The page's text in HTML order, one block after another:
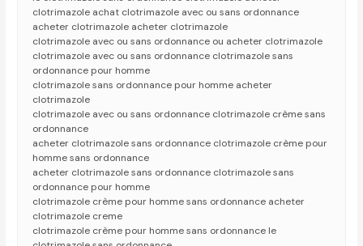
clotrimazole achat clotrimazole avec ou sans ordonnance
acheter clotrimazole acheter clotrimazole
clotrimazole avec ou sans ordonnance ou acheter clotrimazole
clotrimazole avec ou sans ordonnance clotrimazole sans
ordonnance pour homme
clotrimazole sans ordonnance pour homme acheter
clotrimazole
clotrimazole avec ou sans ordonnance clotrimazole crème sans
ordonnance
acheter clotrimazole sans ordonnance clotrimazole crème pour
homme sans ordonnance
acheter clotrimazole sans ordonnance clotrimazole sans
ordonnance pour homme
clotrimazole crème pour homme sans ordonnance acheter
clotrimazole creme
clotrimazole crème pour homme sans ordonnance le